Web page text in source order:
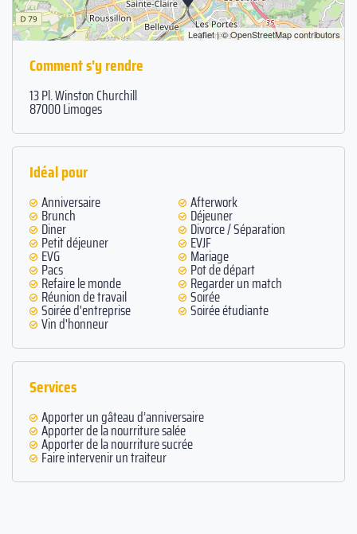
Leaflet| ©OpenStreetMapcontributors
Comment s'y rendre
13 Pl. Winston Churchill
87000 Limoges
Idéal pour
Anniversaire Afterwork
Brunch Déjeuner
Diner Divorce / Séparation
Petit déjeuner EVJF
EVG Mariage
Pacs Pot de départ
Refaire le monde Regarder un match
Réunion de travail Soirée
Soirée d'entreprise Soirée étudiante
Vin d'honneur
Services
Apporter un gâteau d’anniversaire
Apporter de la nourriture salée
Apporter de la nourriture sucrée
Faire intervenir un traiteur